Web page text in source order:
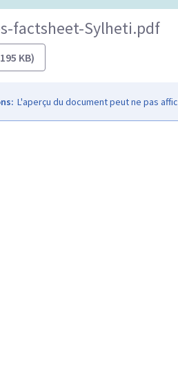
factsheet-Sylheti.pdf
KB)
L'aperçu du document peut ne pas